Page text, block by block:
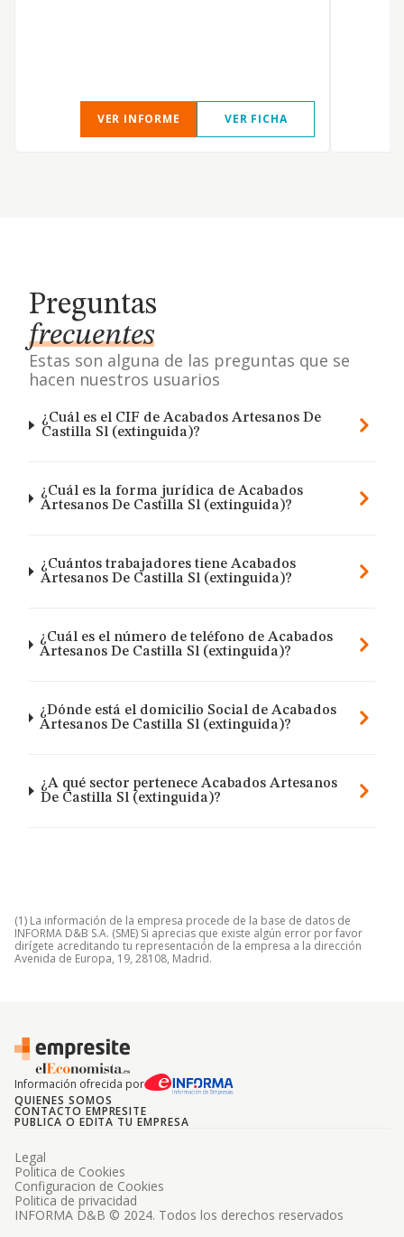
VER INFORME VER FICHA
Preguntas
frecuentes
Estas son alguna de las preguntas que se
hacen nuestros usuarios
¿Cuál es el CIF de Acabados Artesanos De
Castilla Sl (extinguida)?
¿Cuál es la forma jurídica de Acabados
Artesanos De Castilla Sl (extinguida)?
¿Cuántos trabajadores tiene Acabados
Artesanos De Castilla Sl (extinguida)?
¿Cuál es el número de teléfono de Acabados
Artesanos De Castilla Sl (extinguida)?
¿Dónde está el domicilio Social de Acabados
Artesanos De Castilla Sl (extinguida)?
¿A qué sector pertenece Acabados Artesanos
De Castilla Sl (extinguida)?
(1) La información de la empresa procede de la base de datos de
INFORMA D&B S.A. (SME) Si aprecias que existe algún error por favor
dirígete acreditando tu representación de la empresa a la dirección
Avenida de Europa, 19, 28108, Madrid.
Información ofrecida por
QUIENES SOMOS
CONTACTO EMPRESITE
PUBLICA O EDITA TU EMPRESA
INFORMA D&B © 2024. Todos los derechos reservados
Legal
Politica de Cookies
Configuracion de Cookies
Politica de privacidad